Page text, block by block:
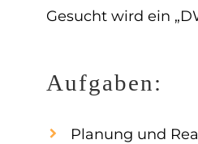
Gesucht wird ein
Aufgaben:
Planung und